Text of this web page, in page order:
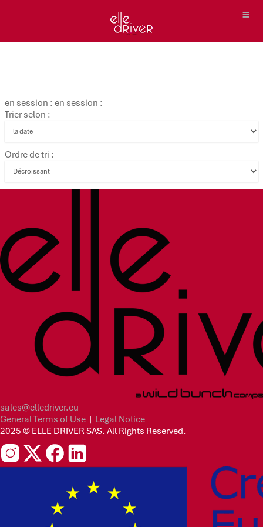
en session : en session :
Trier selon :
Ordre de tri :
sales@elledriver.eu
General Terms of Use | Legal Notice
2025 © ELLE DRIVER SAS. All Rights Reserved.